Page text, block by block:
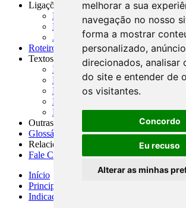
melhorar a sua
navegação no nosso
forma a mostrar
personalizado,
direcionados, analisar
do site e entender de
os visitantes.
Concordo
Eu recuso
Alterar as minhas
Ligações Externas
Links Úteis
Presidência da República
Agências Nacionais Reguladoras
Roteiros para Estudos
Textos
Índice de Textos
Editorial
Monografias
Na Imprensa
Fórum de Discussão
Outras ferramentas
Glossário
Relacionamento
Fale Conosco
Início
Principais notícias
Indicadores